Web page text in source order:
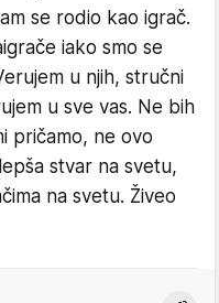
se rodio kao igrač.
iako smo se
u njih, stručni
u sve vas. Ne bih
pričamo, ne ovo
stvar na svetu,
na svetu. Živeo